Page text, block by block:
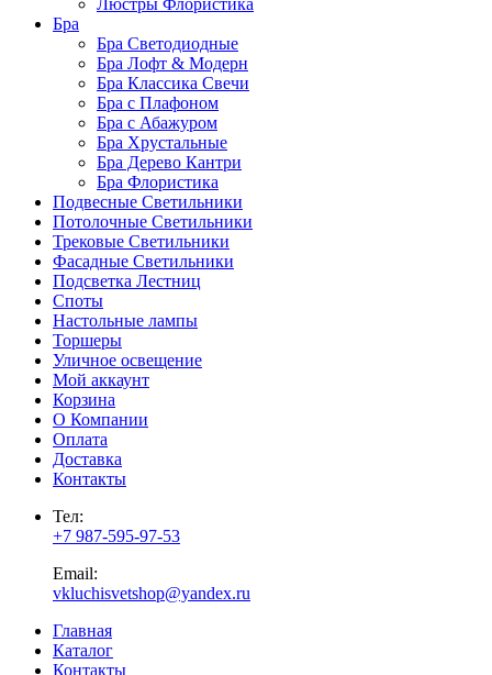
Люстры Флористика
Бра
Бра Светодиодные
Бра Лофт & Модерн
Бра Классика Свечи
Бра с Плафоном
Бра с Абажуром
Бра Хрустальные
Бра Дерево Кантри
Бра Флористика
Подвесные Светильники
Потолочные Светильники
Трековые Светильники
Фасадные Светильники
Подсветка Лестниц
Споты
Настольные лампы
Торшеры
Уличное освещение
Мой аккаунт
Корзина
О Компании
Оплата
Доставка
Контакты
Тел:
+7 987-595-97-53
Email:
vkluchisvetshop@yandex.ru
Главная
Каталог
Контакты